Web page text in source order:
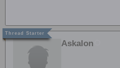
Askalon